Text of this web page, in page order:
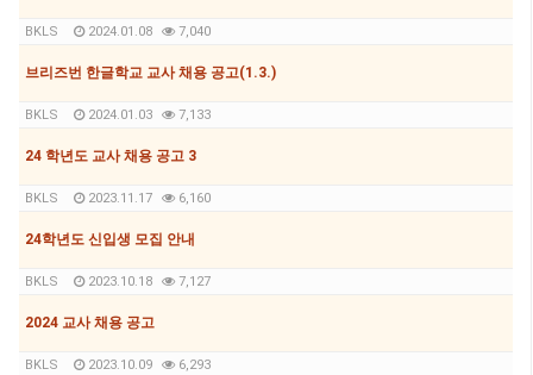
BKLS 2024.01.08 7,040
브리즈번 한글학교 교사 채용 공고(1.3.)
BKLS 2024.01.03 7,133
24 학년도 교사 채용 공고 3
BKLS 2023.11.17 6,160
24학년도 신입생 모집 안내
BKLS 2023.10.18 7,127
2024 교사 채용 공고
BKLS 2023.10.09 6,293